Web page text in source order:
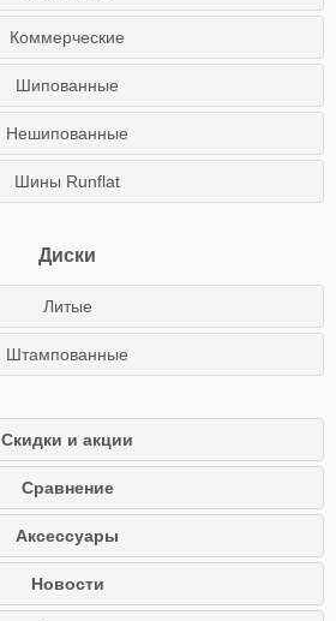
Коммерческие
Шипованные
Нешипованные
Шины Runflat
Диски
Литые
Штампованные
Скидки и акции
Сравнение
Аксессуары
Новости